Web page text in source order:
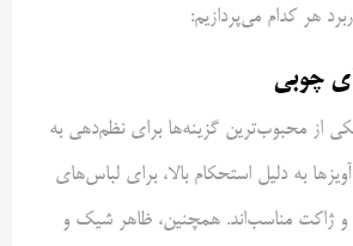
هر کدام می‌پردازیم:
از محبوب‌ترین گزینه‌ها برای نظم‌دهی به
به دلیل استحکام بالا، برای لباس‌های
و ژاکت مناسب‌اند. همچنین، ظاهر شیک و